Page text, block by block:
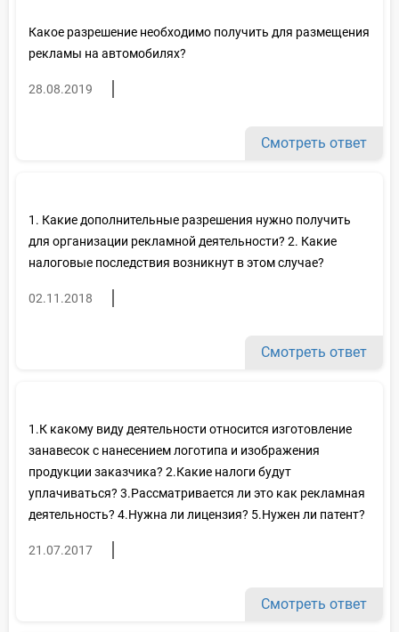
Какое разрешение необходимо получить для размещения
рекламы на автомобилях?
28.08.2019
Смотреть ответ
1. Какие дополнительные разрешения нужно получить
для организации рекламной деятельности? 2. Какие
налоговые последствия возникнут в этом случае?
02.11.2018
Смотреть ответ
1.К какому виду деятельности относится изготовление
занавесок с нанесением логотипа и изображения
продукции заказчика? 2.Какие налоги будут
уплачиваться? 3.Рассматривается ли это как рекламная
деятельность? 4.Нужна ли лицензия? 5.Нужен ли патент?
21.07.2017
Смотреть ответ